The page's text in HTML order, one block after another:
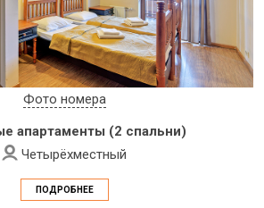
Фото номера
апартаменты (2 спальни)
Четырёхместный
ПОДРОБНЕЕ